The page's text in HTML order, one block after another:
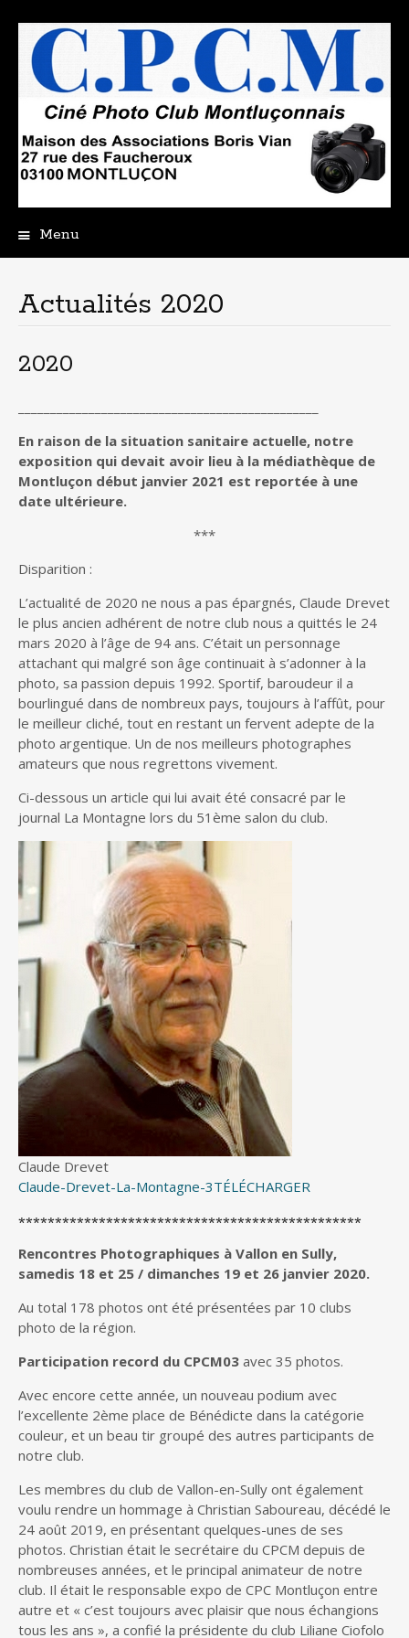
Menu
principal
Actualités 2020
2020
En raison de la situation sanitaire actuelle, notre
exposition qui devait avoir lieu à la médiathèque de
Montluçon début janvier 2021 est reportée à une
date ultérieure.
***
Disparition :
L’actualité de 2020 ne nous a pas épargnés, Claude Drevet
le plus ancien adhérent de notre club nous a quittés le 24
mars 2020 à l’âge de 94 ans. C’était un personnage
attachant qui malgré son âge continuait à s’adonner à la
photo, sa passion depuis 1992. Sportif, baroudeur il a
bourlingué dans de nombreux pays, toujours à l’affût, pour
le meilleur cliché, tout en restant un fervent adepte de la
photo argentique. Un de nos meilleurs photographes
amateurs que nous regrettons vivement.
Ci-dessous un article qui lui avait été consacré par le
journal La Montagne lors du 51ème salon du club.
Claude Drevet
Claude-Drevet-La-Montagne-3TÉLÉCHARGER
***********************************************
Rencontres Photographiques à Vallon en Sully,
samedis 18 et 25 / dimanches 19 et 26 janvier 2020.
Au total 178 photos ont été présentées par 10 clubs
photo de la région.
Participation record du CPCM03 avec 35 photos.
Avec encore cette année, un nouveau podium avec
l’excellente 2ème place de Bénédicte dans la catégorie
couleur, et un beau tir groupé des autres participants de
notre club.
Les membres du club de Vallon-en-Sully ont également
voulu rendre un hommage à Christian Saboureau, décédé le
24 août 2019, en présentant quelques-unes de ses
photos. Christian était le secrétaire du CPCM depuis de
nombreuses années, et le principal animateur de notre
club. Il était le responsable expo de CPC Montluçon entre
autre et « c’est toujours avec plaisir que nous échangions
tous les ans », a confié la présidente du club Liliane Ciofolo